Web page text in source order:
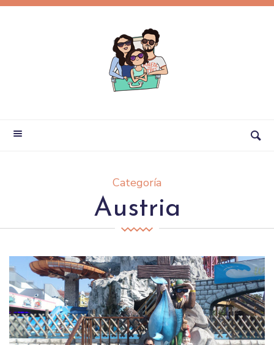
Categoría
Austria